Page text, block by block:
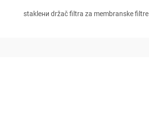
staklени držač filtra za membranske filtre